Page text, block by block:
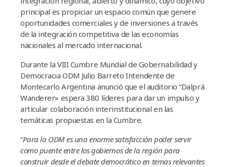
principal es propiciar un espacio común que genere
oportunidades comerciales y de inversiones a través
de la integración competitiva de las economías
nacionales al mercado internacional.
Durante la VIII Cumbre Mundial de Gobernabilidad y
Democracia ODM Julio Barreto Intendente de
Montecarlo Argentina anunció que el auditorio “Dalprá
Wanderer» espera 380 líderes para dar un impulso y
articular colaboración interinstitucional en las
temáticas propuestas en la Cumbre.
“Para la ODM es una enorme satisfacción poder servir
como puente entre los gobiernos de la región para
construir desde el debate democrático en temas relevantes